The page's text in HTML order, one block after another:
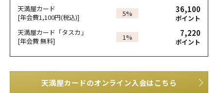
天満屋カード
[年会費1,100円(税込)]
5% 36,100
ポイント
天満屋カード「タスカ」
[年会費 無料]
1% 7,220
ポイント
天満屋カードのオンライン入会はこちら